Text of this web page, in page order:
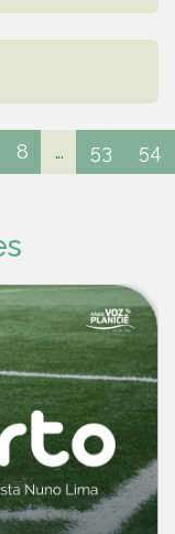
8 ... 53 54